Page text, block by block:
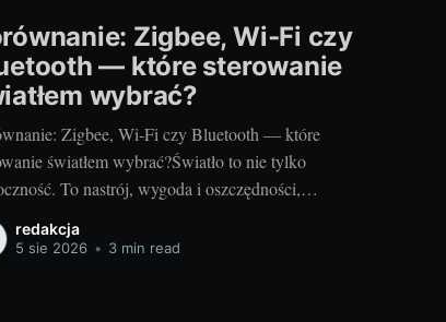
Zigbee, Wi‑Fi czy
— które sterowanie
wybrać?
Zigbee, Wi‑Fi czy Bluetooth — które
światłem wybrać?Światło to nie tylko
To nastrój, wygoda i oszczędności,
gdy mówimy o nowoczesnych instalacjach
domu, mieszkaniu czy ogrodzie. Jeśli planujesz
redakcja
5 sie 2026 • 3 min read